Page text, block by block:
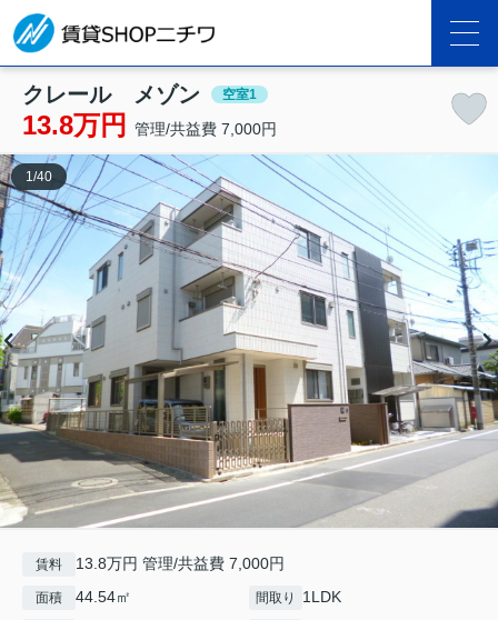
クレール メゾン 空室1
13.8万円 管理/共益費 7,000円
1 /40
賃料 13.8万円 管理/共益費 7,000円
面積 44.54㎡ 間取り 1LDK